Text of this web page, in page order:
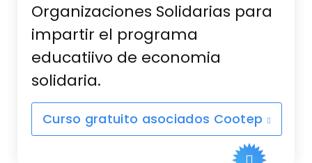
Organizaciones Solidarias para
impartir el programa
educatiivo de economia
solidaria.
Curso gratuito asociados Cootep